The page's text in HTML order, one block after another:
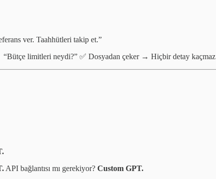
ver. Taahhütleri takip et.”
limitleri neydi?” ✅ Dosyadan çeker → Hiçbir detay kaçmaz
API bağlantısı mı gerekiyor? Custom GPT.